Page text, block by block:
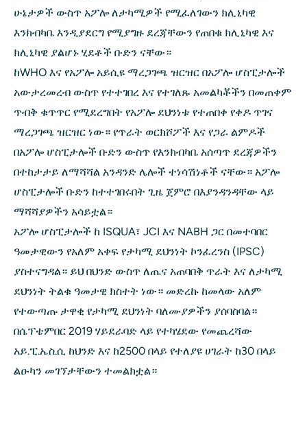
ሁኔታዎች ውስጥ አፖሎ ለታካሚዎች የሚፈለገውን ክሊኒካዊ
እንክብካቤ እንዲያደርግ የሚያግዙ ደረጃቸውን የጠበቁ ክሊኒካዊ እና
ክሊኒካዊ ያልሆኑ ሂደቶች ቡድን ናቸው።
ከWHO እና የአፖሎ አይሲዩ ማረጋገጫ ዝርዝር በአፖሎ ሆስፒታሎች
አውታረመረብ ውስጥ የተተገበረ እና የተገለጹ አመልካቾችን በመጠቀም
ጥብቅ ቁጥጥር የሚደረግበት የአፖሎ ደህንነቱ የተጠበቀ የቀዶ ጥገና
ማረጋገጫ ዝርዝር ነው። የጥራት ወርክሾፖች እና የጋራ ልምዶች
በአፖሎ ሆስፒታሎች ቡድን ውስጥ የእንክብካቤ አሰጣጥ ደረጃዎችን
በተከታታይ ለማሻሻል አንዳንድ ሌሎች ተነሳሽነቶች ናቸው። አፖሎ
ሆስፒታሎች ቡድን ከተተገበሩበት ጊዜ ጀምሮ በእያንዳንዳቸው ላይ
ማሻሻያዎችን አሳይቷል።
አፖሎ ሆስፒታሎች ከ ISQUA፣ JCI እና NABH ጋር በመተባበር
ዓመታዊውን የአለም አቀፍ የታካሚ ደህንነት ኮንፈረንስ (IPSC)
ያስተናግዳል። ይህ በህንድ ውስጥ ለጤና አጠባበቅ ጥራት እና ለታካሚ
ደህንነት ትልቁ ዓመታዊ ክስተት ነው። መድረኩ ከመላው አለም
የተውጣጡ ታዋቂ የታካሚ ደህንነት ባለሙያዎችን ያሰባስባል።
በሴፕቴምበር 2019 ሃይደራባድ ላይ የተካሄደው የመጨረሻው
አይ.ፒ.ኤስ.ሲ ከህንድ እና ከ2500 በላይ የተለያዩ ሀገራት ከ30 በላይ
ልዑካን መገኘታቸውን ተመልክቷል።